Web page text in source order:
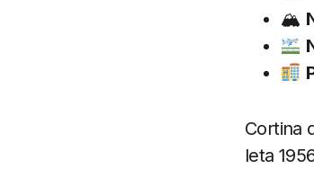
🏔
Cortina
leta